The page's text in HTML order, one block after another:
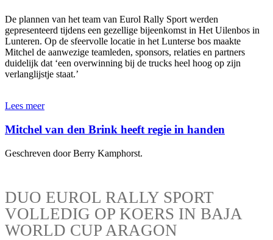
De plannen van het team van Eurol Rally Sport werden
gepresenteerd tijdens een gezellige bijeenkomst in Het Uilenbos in
Lunteren. Op de sfeervolle locatie in het Lunterse bos maakte
Mitchel de aanwezige teamleden, sponsors, relaties en partners
duidelijk dat ‘een overwinning bij de trucks heel hoog op zijn
verlanglijstje staat.’
Lees meer
Mitchel van den Brink heeft regie in handen
Geschreven door Berry Kamphorst.
DUO EUROL RALLY SPORT
VOLLEDIG OP KOERS IN BAJA
WORLD CUP ARAGON